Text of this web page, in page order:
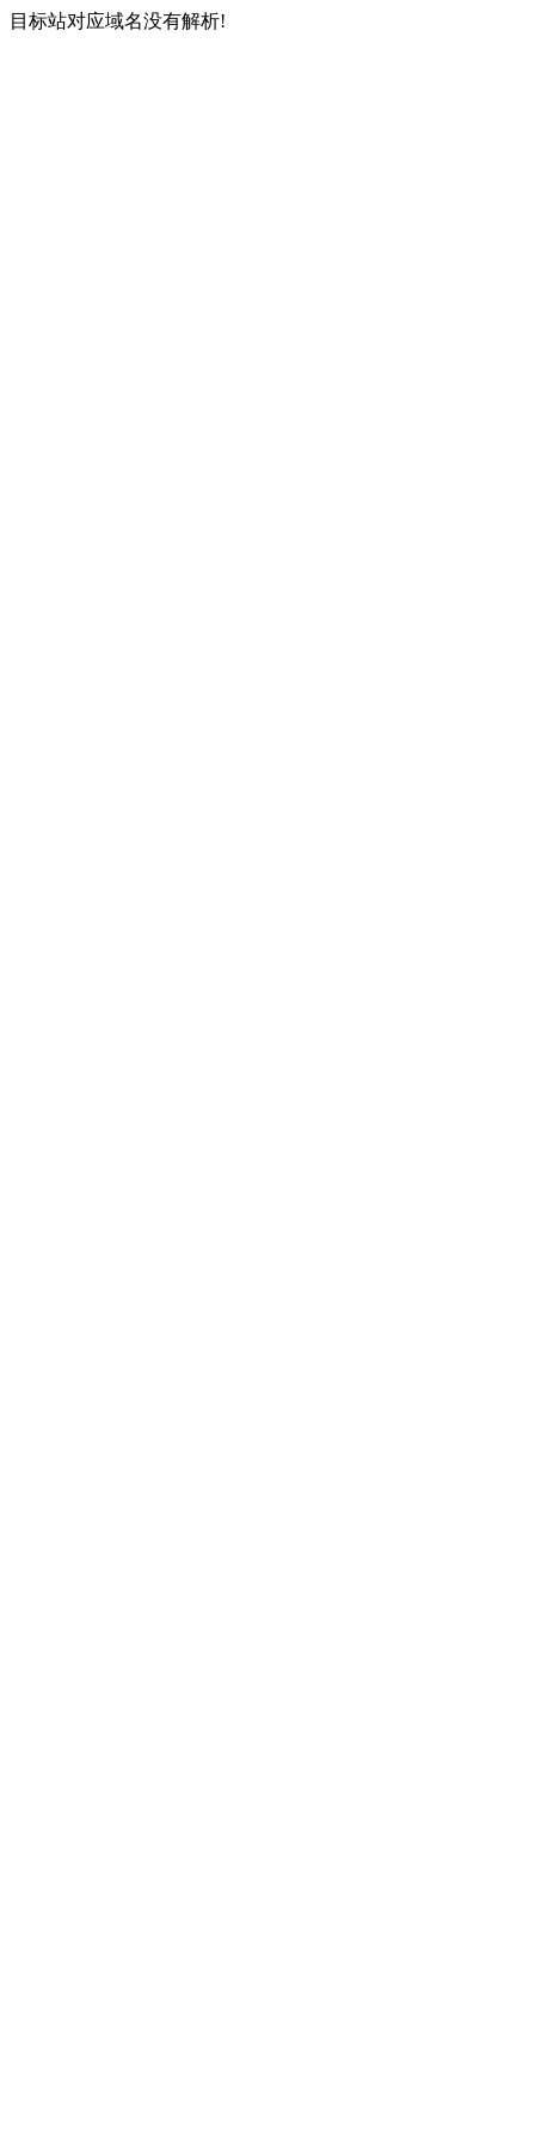
目标站对应域名没有解析!